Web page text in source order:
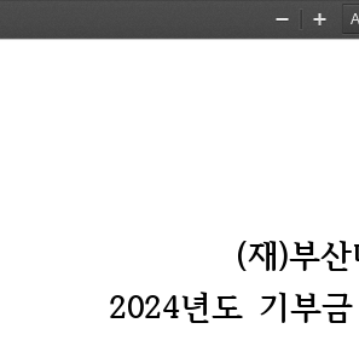
Zoom
Zoom
(재)부
2024년도 기부금